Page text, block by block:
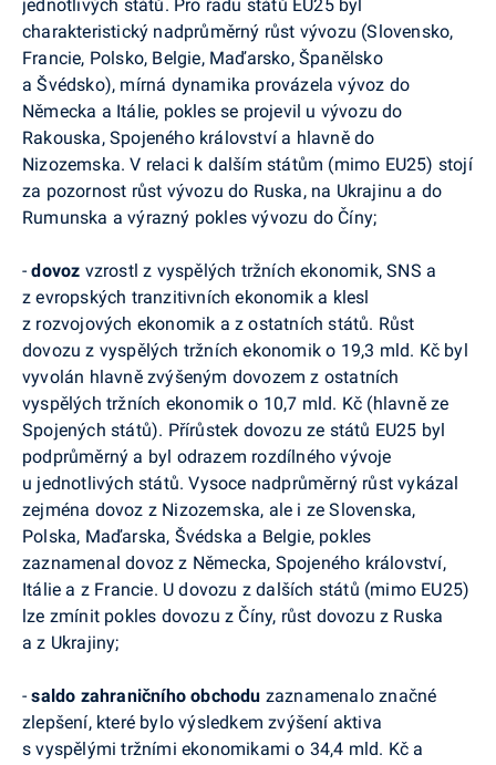
jednotlivých států. Pro řadu států EU25 byl
charakteristický nadprůměrný růst vývozu (Slovensko,
Francie, Polsko, Belgie, Maďarsko, Španělsko
a Švédsko), mírná dynamika provázela vývoz do
Německa a Itálie, pokles se projevil u vývozu do
Rakouska, Spojeného království a hlavně do
Nizozemska. V relaci k dalším státům (mimo EU25) stojí
za pozornost růst vývozu do Ruska, na Ukrajinu a do
Rumunska a výrazný pokles vývozu do Číny;
-dovoz vzrostl z vyspělých tržních ekonomik, SNS a
z evropských tranzitivních ekonomik a klesl
z rozvojových ekonomik a z ostatních států. Růst
dovozu z vyspělých tržních ekonomik o 19,3 mld. Kč byl
vyvolán hlavně zvýšeným dovozem z ostatních
vyspělých tržních ekonomik o 10,7 mld. Kč (hlavně ze
Spojených států). Přírůstek dovozu ze států EU25 byl
podprůměrný a byl odrazem rozdílného vývoje
u jednotlivých států. Vysoce nadprůměrný růst vykázal
zejména dovoz z Nizozemska, ale i ze Slovenska,
Polska, Maďarska, Švédska a Belgie, pokles
zaznamenal dovoz z Německa, Spojeného království,
Itálie a z Francie. U dovozu z dalších států (mimo EU25)
lze zmínit pokles dovozu z Číny, růst dovozu z Ruska
a z Ukrajiny;
-saldo zahraničního obchodu zaznamenalo značné
zlepšení, které bylo výsledkem zvýšení aktiva
s vyspělými tržními ekonomikami o 34,4 mld. Kč a